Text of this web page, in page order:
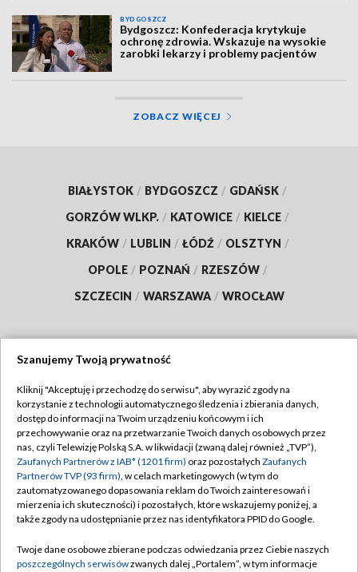
BYDGOSZCZ
Bydgoszcz: Konfederacja krytykuje
ochronę zdrowia. Wskazuje na wysokie
zarobki lekarzy i problemy pacjentów
ZOBACZ WIĘCEJ
BIAŁYSTOK / BYDGOSZCZ / GDAŃSK /
GORZÓW WLKP. / KATOWICE / KIELCE /
KRAKÓW / LUBLIN / ŁÓDŹ / OLSZTYN /
OPOLE / POZNAŃ / RZESZÓW /
SZCZECIN / WARSZAWA / WROCŁAW
TVP
Abonament TVP
Emisja w TVP
Centrum informacji TVP
Naziemna Telewizja Cyfrowa
Rada Programowa
Regulamin TVP
Polityka prywatności
Moje zgody
Pomoc
Kontakt
Szanujemy Twoją prywatność
Kliknij "Akceptuję i przechodzę do serwisu", aby wyrazić zgody na
korzystanie z technologii automatycznego śledzenia i zbierania danych,
dostęp do informacji na Twoim urządzeniu końcowym i ich
przechowywanie oraz na przetwarzanie Twoich danych osobowych przez
nas, czyli Telewizję Polską S.A. w likwidacji (zwaną dalej również „TVP”),
Zaufanych Partnerów z IAB* (1201 firm) oraz pozostałych Zaufanych
Partnerów TVP (93 firm), w celach marketingowych (w tym do
zautomatyzowanego dopasowania reklam do Twoich zainteresowań i
mierzenia ich skuteczności) i pozostałych, które wskazujemy poniżej, a
także zgody na udostępnianie przez nas identyfikatora PPID do Google.
Twoje dane osobowe zbierane podczas odwiedzania przez Ciebie naszych
poszczególnych serwisówzwanych dalej „Portalem”, w tym informacje